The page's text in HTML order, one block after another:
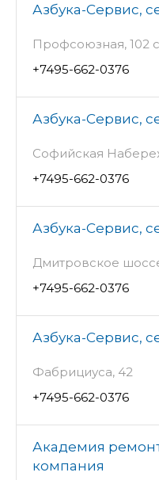
Азбука-Сервис,
Профсоюзная, 102
+7495-662-0376
Азбука-Сервис,
Софийская
+7495-662-0376
Азбука-Сервис,
Дмитровское
+7495-662-0376
Азбука-Сервис,
Фабрициуса, 42
+7495-662-0376
Академия
компания